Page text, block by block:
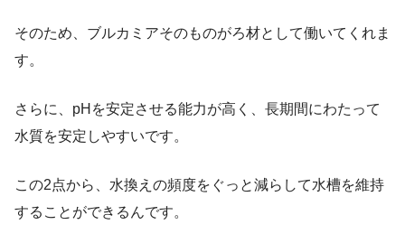
そのため、ブルカミアそのものがろ材として働いてくれま
す。
さらに、pHを安定させる能力が高く、長期間にわたって
水質を安定しやすいです。
この2点から、水換えの頻度をぐっと減らして水槽を維持
することができるんです。